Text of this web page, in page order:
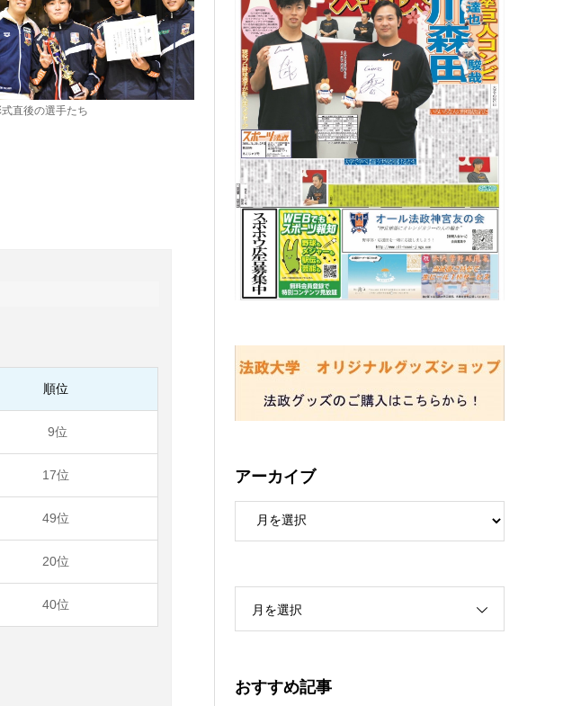
直後の選手たち
順位
9位
17位
49位
20位
40位
アーカイブ
月を選択
おすすめ記事